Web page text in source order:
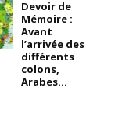
Devoir de
Mémoire :
Avant
l’arrivée des
différents
colons,
Arabes...